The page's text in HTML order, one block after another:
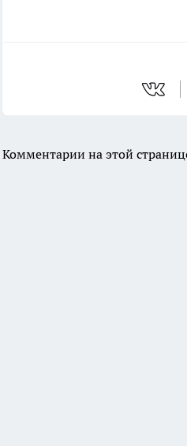
Комментарии на этой